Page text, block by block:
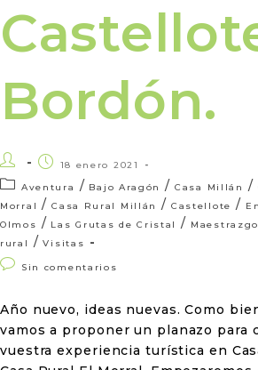
Bordón.
18 enero 2021
Aventura
/ Bajo Aragón / Casa Millán /
Morral / Casa Rural Millán / Castellote /
Olmos / Las Grutas de Cristal / Maestrazgo
rural
/ Visitas
Sin comentarios
Año nuevo, ideas nuevas. Como
vamos a proponer un planazo para
vuestra experiencia turística en